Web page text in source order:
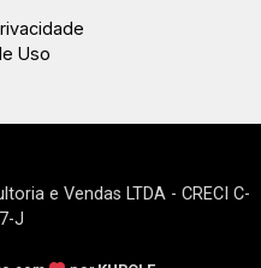
Uso
e Vendas LTDA - CRECI C-
J